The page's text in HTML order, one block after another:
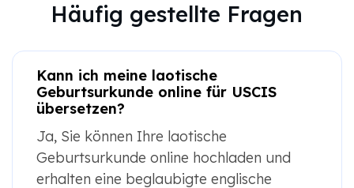
Häufig gestellte Fragen
Kann ich meine laotische
Geburtsurkunde online für USCIS
übersetzen?
Ja, Sie können Ihre laotische
Geburtsurkunde online hochladen und
erhalten eine beglaubigte englische